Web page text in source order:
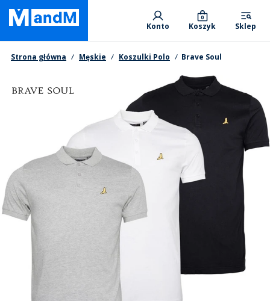
Skip
main
content
Primary departments
Konto Koszyk
0
Sklep
Nawigacja okruszkowa
Strona główna Męskie Koszulki Polo Brave Soul